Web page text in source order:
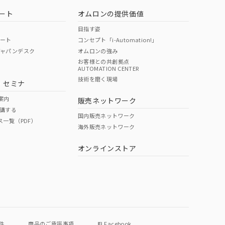
O O
ページへ
ください
ト
ト
パンデスク
セミナ
内
する
覧（PDF）
オムロンの提供価値
目指す姿
コンセプト「i-Automation!」
オムロンの強み
お客様との共創拠点
AUTOMATION CENTER
技術を磨く現場
販売ネットワーク
国内販売ネットワーク
海外販売ネットワーク
オンラインストア